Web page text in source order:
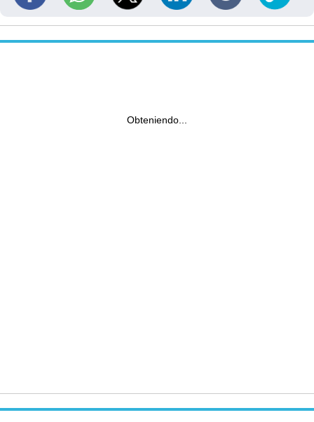
Obteniendo...